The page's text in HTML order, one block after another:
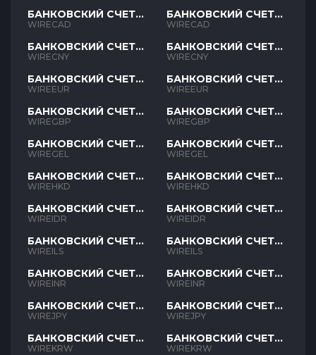
БАНКОВСКИЙ СЧЕТ
CAD
WIRECAD
БАНКОВСКИЙ СЧЕТ
CNY
WIRECNY
БАНКОВСКИЙ СЧЕТ
EUR
WIREEUR
БАНКОВСКИЙ СЧЕТ
GBP
WIREGBP
БАНКОВСКИЙ СЧЕТ
GEL
WIREGEL
БАНКОВСКИЙ СЧЕТ
HKD
WIREHKD
БАНКОВСКИЙ СЧЕТ
IDR
WIREIDR
БАНКОВСКИЙ СЧЕТ
ILS
WIREILS
БАНКОВСКИЙ СЧЕТ
INR
WIREINR
БАНКОВСКИЙ СЧЕТ
JPY
WIREJPY
БАНКОВСКИЙ СЧЕТ
KRW
WIREKRW
БАНКОВСКИЙ СЧЕТ
CAD
WIRECAD
БАНКОВСКИЙ СЧЕТ
CNY
WIRECNY
БАНКОВСКИЙ СЧЕТ
EUR
WIREEUR
БАНКОВСКИЙ СЧЕТ
GBP
WIREGBP
БАНКОВСКИЙ СЧЕТ
GEL
WIREGEL
БАНКОВСКИЙ СЧЕТ
HKD
WIREHKD
БАНКОВСКИЙ СЧЕТ
IDR
WIREIDR
БАНКОВСКИЙ СЧЕТ
ILS
WIREILS
БАНКОВСКИЙ СЧЕТ
INR
WIREINR
БАНКОВСКИЙ СЧЕТ
JPY
WIREJPY
БАНКОВСКИЙ СЧЕТ
KRW
WIREKRW